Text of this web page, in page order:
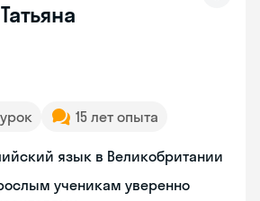
Татьяна
15 лет опыта
язык в Великобритании
ученикам уверенно